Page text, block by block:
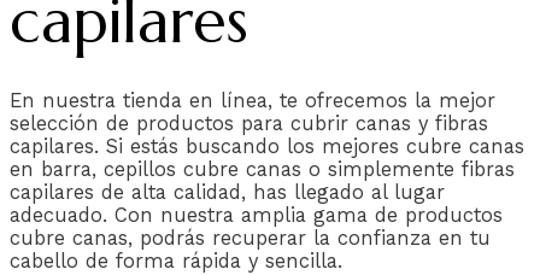
capilares
En nuestra tienda en línea, te ofrecemos la mejor
selección de productos para cubrir canas y fibras
capilares. Si estás buscando los mejores cubre canas
en barra, cepillos cubre canas o simplemente fibras
capilares de alta calidad, has llegado al lugar
adecuado. Con nuestra amplia gama de productos
cubre canas, podrás recuperar la confianza en tu
cabello de forma rápida y sencilla.